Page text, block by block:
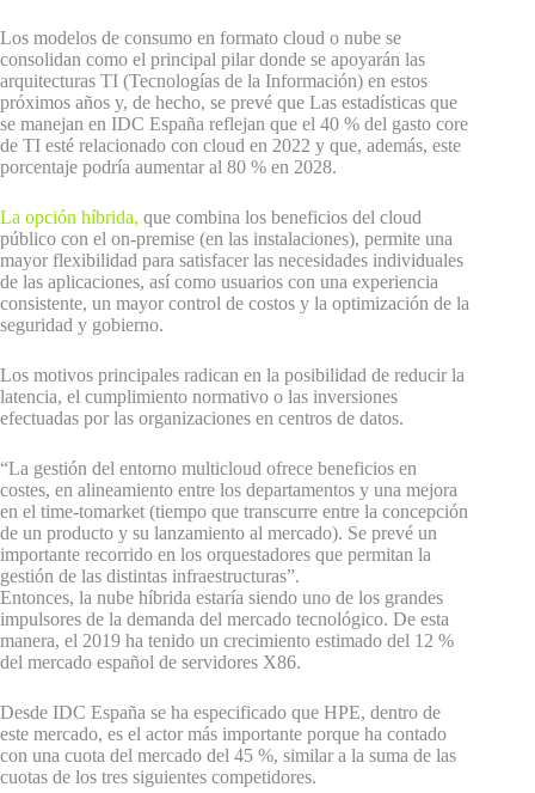
Los modelos de consumo en formato cloud o nube se
consolidan como el principal pilar donde se apoyarán las
arquitecturas TI (Tecnologías de la Información) en estos
próximos años y, de hecho, se prevé que Las estadísticas que
se manejan en IDC España reflejan que el 40 % del gasto core
de TI esté relacionado con cloud en 2022 y que, además, este
porcentaje podría aumentar al 80 % en 2028.
La opción híbrida, que combina los beneficios del cloud
público con el on-premise (en las instalaciones), permite una
mayor flexibilidad para satisfacer las necesidades individuales
de las aplicaciones, así como usuarios con una experiencia
consistente, un mayor control de costos y la optimización de la
seguridad y gobierno.
Los motivos principales radican en la posibilidad de reducir la
latencia, el cumplimiento normativo o las inversiones
efectuadas por las organizaciones en centros de datos.
“La gestión del entorno multicloud ofrece beneficios en
costes, en alineamiento entre los departamentos y una mejora
en el time-tomarket (tiempo que transcurre entre la concepción
de un producto y su lanzamiento al mercado). Se prevé un
importante recorrido en los orquestadores que permitan la
gestión de las distintas infraestructuras”.
Entonces, la nube híbrida estaría siendo uno de los grandes
impulsores de la demanda del mercado tecnológico. De esta
manera, el 2019 ha tenido un crecimiento estimado del 12 %
del mercado español de servidores X86.
Desde IDC España se ha especificado que HPE, dentro de
este mercado, es el actor más importante porque ha contado
con una cuota del mercado del 45 %, similar a la suma de las
cuotas de los tres siguientes competidores.